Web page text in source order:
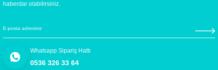
haberdar olabilirsiniz.
Whatsapp Sipariş Hattı
0536 326 33 64